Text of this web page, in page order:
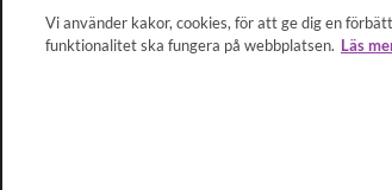
Vi använder kakor, cookies, för att ge dig en
funktionalitet ska fungera på webbplatsen. Läs